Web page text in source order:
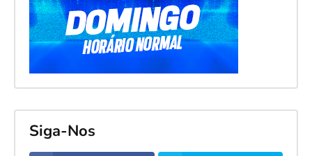
Siga-Nos